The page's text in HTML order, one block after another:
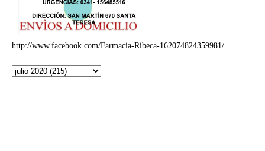
http://www.facebook.com/Farmacia-Ribeca-162074824359981/